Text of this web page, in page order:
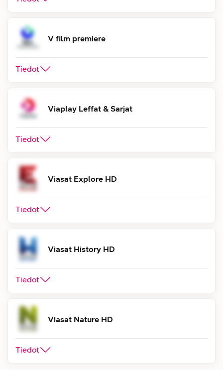
V film premiere
Tiedot
Viaplay Leffat & Sarjat
Tiedot
Viasat Explore HD
Tiedot
Viasat History HD
Tiedot
Viasat Nature HD
Tiedot